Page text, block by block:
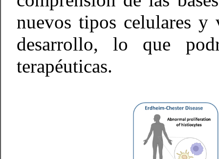
nuevos tipos celulares y
desarrollo, lo que
terapéuticas.